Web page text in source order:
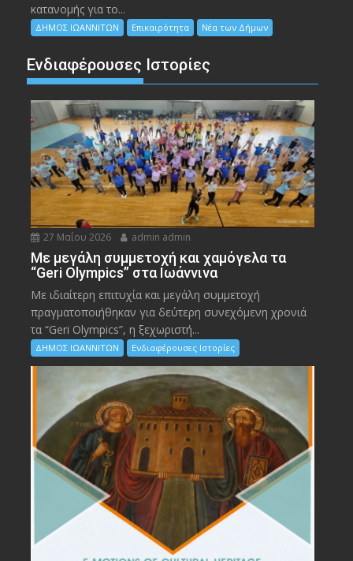
κατανομής για το...
ΔΗΜΟΣ ΙΩΑΝΝΙΤΩΝ Επικαιρότητα Νέα των Δήμων
Ενδιαφέρουσες Ιστορίες
27 Μαΐου 2026 admin admin
Με μεγάλη συμμετοχή και χαμόγελα τα
“Geri Olympics” στα Ιωάννινα
Με ιδιαίτερη επιτυχία και μεγάλη συμμετοχή
πραγματοποιήθηκαν για δεύτερη συνεχόμενη χρονιά
τα “Geri Olympics”, η ξεχωριστή...
ΔΗΜΟΣ ΙΩΑΝΝΙΤΩΝ Ενδιαφέρουσες Ιστορίες